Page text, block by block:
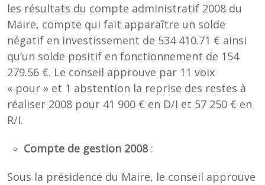
les résultats du compte administratif 2008 du
Maire, compte qui fait apparaître un solde
négatif en investissement de 534 410.71 € ainsi
qu’un solde positif en fonctionnement de 154
279.56 €. Le conseil approuve par 11 voix
« pour » et 1 abstention la reprise des restes à
réaliser 2008 pour 41 900 € en D/I et 57 250 € en
R/I.
Compte de gestion 2008:
Sous la présidence du Maire, le conseil approuve